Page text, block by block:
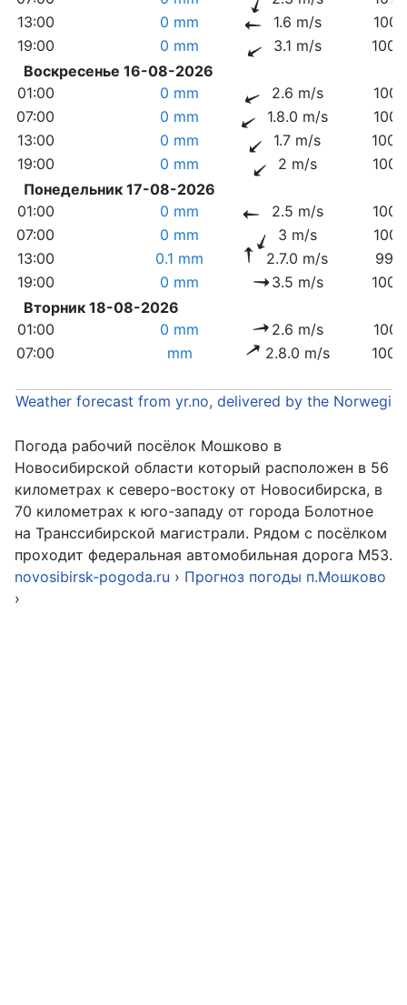
13:00
0 mm 1.6 m/s
19:00
0 mm 3.1 m/s
Воскресенье 16-08-2026
01:00
0 mm 2.6 m/s
07:00
0 mm 1.8.0 m/s
13:00
0 mm 1.7 m/s
19:00
0 mm 2 m/s
Понедельник 17-08-2026
01:00
0 mm 2.5 m/s
07:00
0 mm 3 m/s
13:00
0.1 mm 2.7.0 m/s
19:00
0 mm 3.5 m/s
Вторник 18-08-2026
01:00
0 mm 2.6 m/s
07:00
mm 2.8.0 m/s
Weather forecast from yr.no, delivered by the
Погода рабочий посёлок Мошково в
Новосибирской области который расположен в 56
километрах к северо-востоку от Новосибирска, в
70 километрах к юго-западу от города Болотное
на Транссибирской магистрали. Рядом с посёлком
проходит федеральная автомобильная дорога M53.
novosibirsk-pogoda.ru › Прогноз погоды п.Мошково
›